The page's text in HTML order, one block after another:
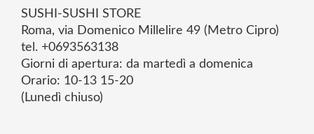
SUSHI-SUSHI STORE
Roma, via Domenico Millelire 49 (Metro Cipro)
tel. +0693563138
Giorni di apertura: da martedì a domenica
Orario: 10-13 15-20
(Lunedì chiuso)